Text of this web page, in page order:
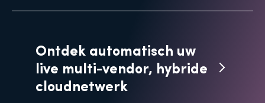
Ontdek automatisch uw
live multi-vendor, hybride
cloudnetwerk